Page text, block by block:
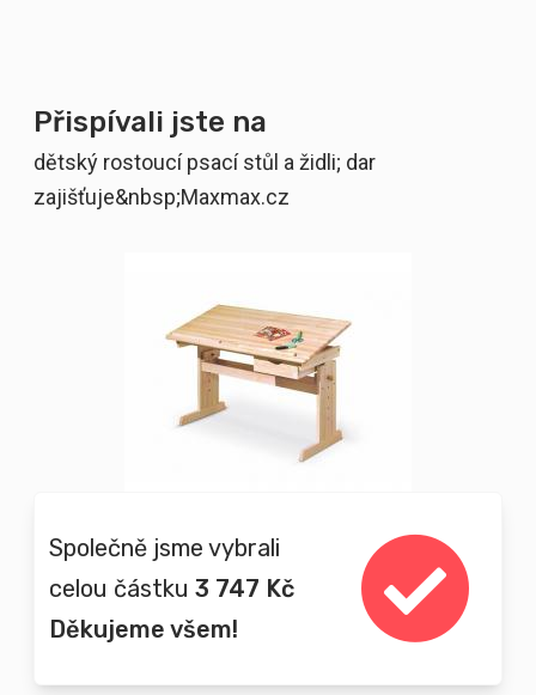
Přispívali jste na
dětský rostoucí psací stůl a židli; dar
zajišťuje&nbsp;Maxmax.cz
Společně jsme vybrali
celou částku 3 747 Kč
Děkujeme všem!